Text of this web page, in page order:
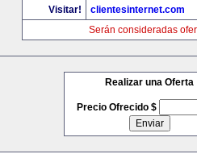
Visitar!
clientesinternet.com
Serán consideradas
Realizar una Oferta
Precio Ofrecido $